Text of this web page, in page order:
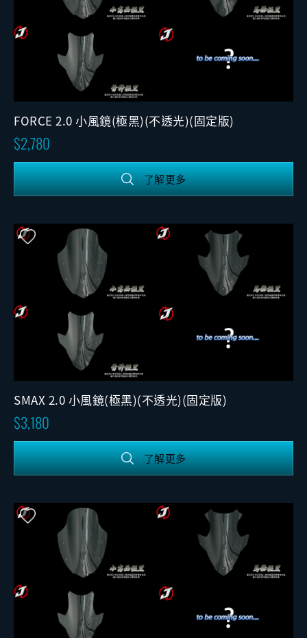
FORCE 2.0 小風鏡(極黑)(不透光)(固定版)
2,780
了解更多
SMAX 2.0 小風鏡(極黑)(不透光)(固定版)
3,180
了解更多